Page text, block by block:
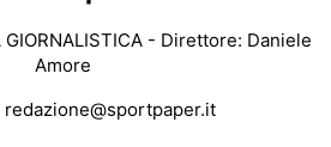
- Direttore: Daniele
Amore
redazione@sportpaper.it